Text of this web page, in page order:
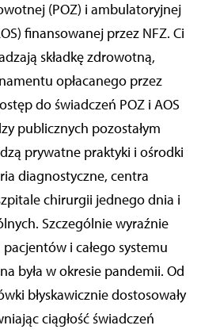
(POZ) i ambulatoryjnej
finansowanej przez NFZ. Ci
składkę zdrowotną,
opłacanego przez
do świadczeń POZ i AOS
publicznych pozostałym
prywatne praktyki i ośrodki
diagnostyczne, centra
chirurgii jednego dnia i
Szczególnie wyraźnie
i całego systemu
była w okresie pandemii. Od
błyskawicznie dostosowały
ciągłość świadczeń